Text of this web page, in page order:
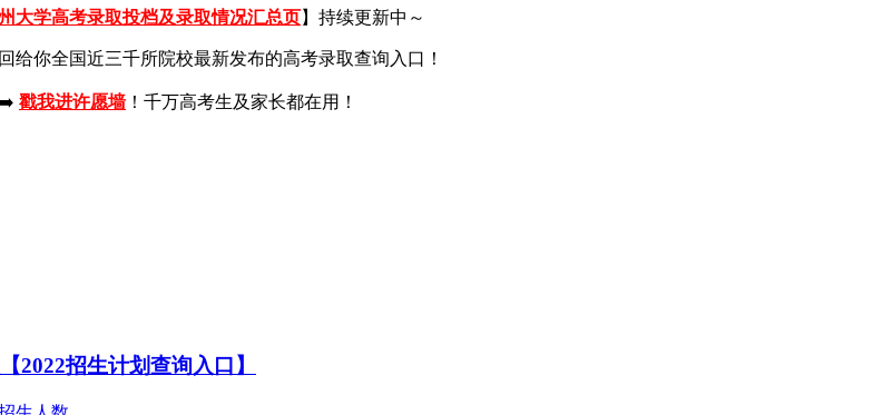
大学高考录取投档及录取情况汇总页】持续更新中～
给你全国近三千所院校最新发布的高考录取查询入口！
➡️ 戳我进许愿墙！千万高考生及家长都在用！
2022招生计划查询入口】